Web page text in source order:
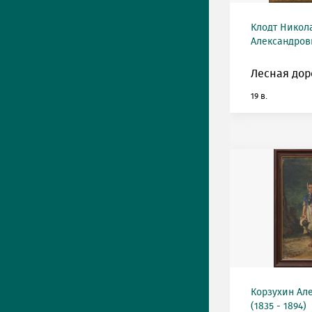
Клодт
Лесная
19 в.
Корзухин
(1835 - 1894)